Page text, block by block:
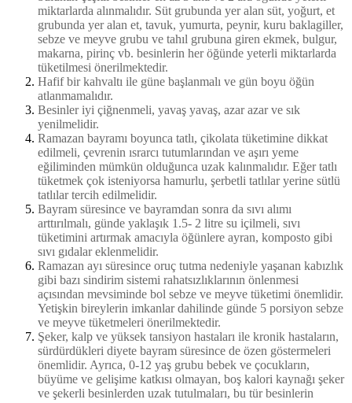
miktarlarda alınmalıdır. Süt grubunda yer alan süt, yoğurt, et
grubunda yer alan et, tavuk, yumurta, peynir, kuru baklagiller,
sebze ve meyve grubu ve tahıl grubuna giren ekmek, bulgur,
makarna, pirinç vb. besinlerin her öğünde yeterli miktarlarda
tüketilmesi önerilmektedir.
Hafif bir kahvaltı ile güne başlanmalı ve gün boyu öğün
atlanmamalıdır.
Besinler iyi çiğnenmeli, yavaş yavaş, azar azar ve sık
yenilmelidir.
Ramazan bayramı boyunca tatlı, çikolata tüketimine dikkat
edilmeli, çevrenin ısrarcı tutumlarından ve aşırı yeme
eğiliminden mümkün olduğunca uzak kalınmalıdır. Eğer tatlı
tüketmek çok isteniyorsa hamurlu, şerbetli tatlılar yerine sütlü
tatlılar tercih edilmelidir.
Bayram süresince ve bayramdan sonra da sıvı alımı
arttırılmalı, günde yaklaşık 1.5- 2 litre su içilmeli, sıvı
tüketimini artırmak amacıyla öğünlere ayran, komposto gibi
sıvı gıdalar eklenmelidir.
Ramazan ayı süresince oruç tutma nedeniyle yaşanan kabızlık
gibi bazı sindirim sistemi rahatsızlıklarının önlenmesi
açısından mevsiminde bol sebze ve meyve tüketimi önemlidir.
Yetişkin bireylerin imkanlar dahilinde günde 5 porsiyon sebze
ve meyve tüketmeleri önerilmektedir.
Şeker, kalp ve yüksek tansiyon hastaları ile kronik hastaların,
sürdürdükleri diyete bayram süresince de özen göstermeleri
önemlidir. Ayrıca, 0-12 yaş grubu bebek ve çocukların,
büyüme ve gelişime katkısı olmayan, boş kalori kaynağı şeker
ve şekerli besinlerden uzak tutulmaları, bu tür besinlerin